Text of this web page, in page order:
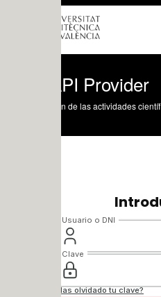
Provider
de las actividades científicas,